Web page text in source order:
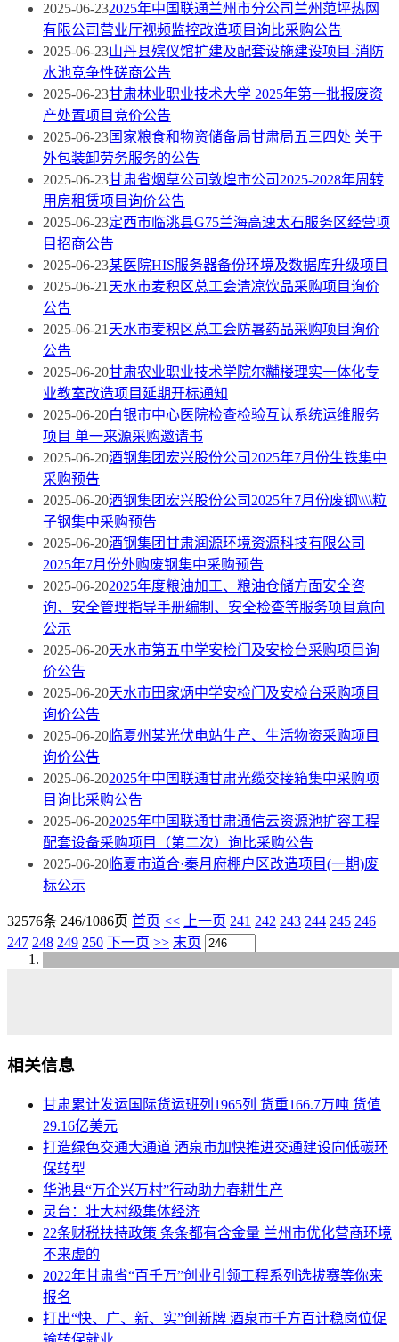
2025-06-232025年中国联通兰州市分公司兰州范坪热网
有限公司营业厅视频监控改造项目询比采购公告
2025-06-23山丹县殡仪馆扩建及配套设施建设项目-消防
水池竞争性磋商公告
2025-06-23甘肃林业职业技术大学 2025年第一批报废资
产处置项目竞价公告
2025-06-23国家粮食和物资储备局甘肃局五三四处 关于
外包装卸劳务服务的公告
2025-06-23甘肃省烟草公司敦煌市公司2025-2028年周转
用房租赁项目询价公告
2025-06-23定西市临洮县G75兰海高速太石服务区经营项
目招商公告
2025-06-23某医院HIS服务器备份环境及数据库升级项目
2025-06-21天水市麦积区总工会清凉饮品采购项目询价
公告
2025-06-21天水市麦积区总工会防暑药品采购项目询价
公告
2025-06-20甘肃农业职业技术学院尔黼楼理实一体化专
业教室改造项目延期开标通知
2025-06-20白银市中心医院检查检验互认系统运维服务
项目 单一来源采购邀请书
2025-06-20酒钢集团宏兴股份公司2025年7月份生铁集中
采购预告
2025-06-20酒钢集团宏兴股份公司2025年7月份废钢\\\\粒
子钢集中采购预告
2025-06-20酒钢集团甘肃润源环境资源科技有限公司
2025年7月份外购废钢集中采购预告
2025-06-202025年度粮油加工、粮油仓储方面安全咨
询、安全管理指导手册编制、安全检查等服务项目意向
公示
2025-06-20天水市第五中学安检门及安检台采购项目询
价公告
2025-06-20天水市田家炳中学安检门及安检台采购项目
询价公告
2025-06-20临夏州某光伏电站生产、生活物资采购项目
询价公告
2025-06-202025年中国联通甘肃光缆交接箱集中采购项
目询比采购公告
2025-06-202025年中国联通甘肃通信云资源池扩容工程
配套设备采购项目（第二次）询比采购公告
2025-06-20临夏市道合·秦月府棚户区改造项目(一期)废
标公示
32576条 246/1086页 首页 << 上一页 241 242 243 244 245 246
247 248 249 250 下一页 >> 末页
相关信息
甘肃累计发运国际货运班列1965列 货重166.7万吨 货值
29.16亿美元
打造绿色交通大通道 酒泉市加快推进交通建设向低碳环
保转型
华池县“万企兴万村”行动助力春耕生产
灵台：壮大村级集体经济
22条财税扶持政策 条条都有含金量 兰州市优化营商环境
不来虚的
2022年甘肃省“百千万”创业引领工程系列选拔赛等你来
报名
打出“快、广、新、实”创新牌 酒泉市千方百计稳岗位促